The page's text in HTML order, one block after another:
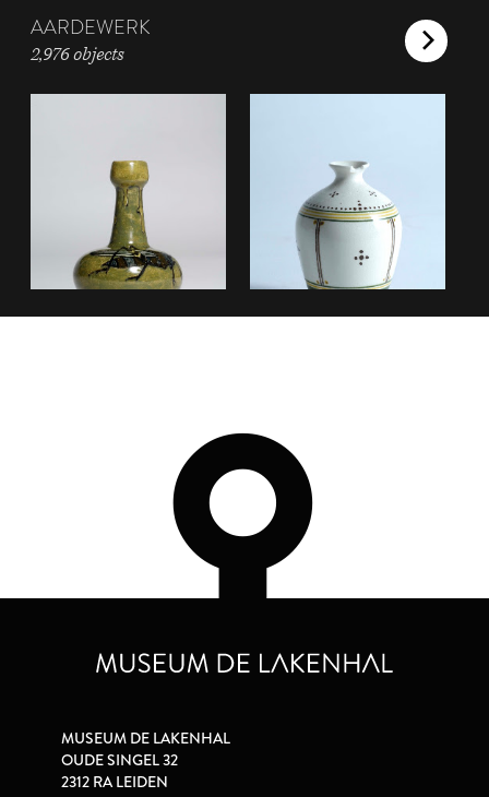
AARDEWERK
2,976 objects
MUSEUM DE LAKENHAL
OUDE SINGEL 32
2312 RA LEIDEN